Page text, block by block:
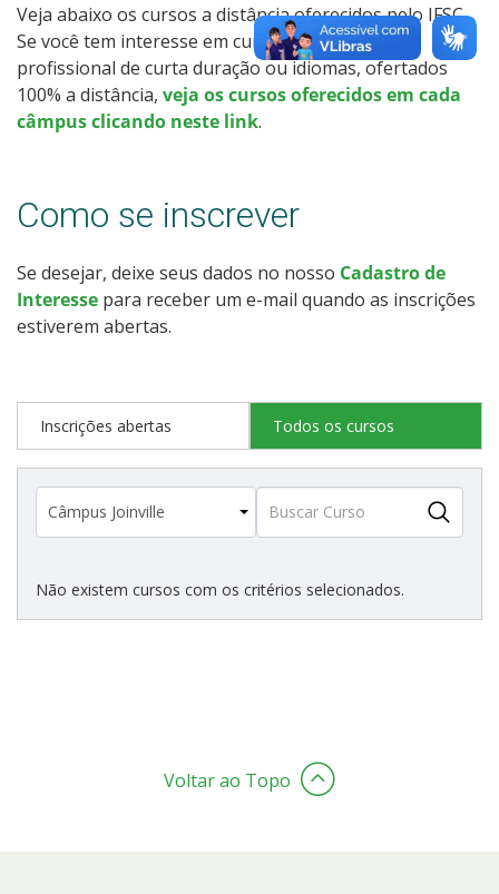
Cotas
Inscrições e acompanhamento
Transferências e Retornos
Vagas em Regime Especial
Provas e Gabaritos
Cadastro de interesse
Veja abaixo os cursos a distância oferecidos pelo IFSC.
Se você tem interesse em cursos de qualificação
profissional de curta duração ou idiomas, ofertados
100% a distância, veja os cursos oferecidos em cada
câmpus clicando neste link.
Como se inscrever
Se desejar, deixe seus dados no nosso Cadastro de
Interesse para receber um e-mail quando as inscrições
estiverem abertas.
Inscrições abertas Todos os cursos
Não existem cursos com os critérios selecionados.
Voltar ao Topo